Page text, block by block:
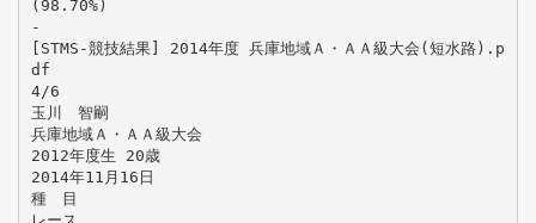
(98.70%)
-
[STMS-競技結果] 2014年度 兵庫地域Ａ・ＡＡ級大会(短水路).p
df
4/6
玉川 智嗣
兵庫地域Ａ・ＡＡ級大会
2012年度生 20歳
2014年11月16日
種 目
レース